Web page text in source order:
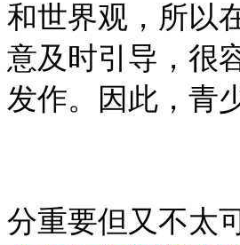
和世界观，所以
意及时引导，很
发作。因此，青
分重要但又不太